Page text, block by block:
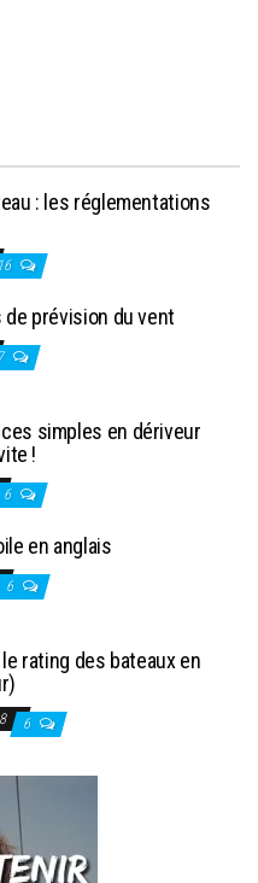
: les réglementations
16
prévision du vent
simples en dériveur
!
6
en anglais
6
rating des bateaux en
6